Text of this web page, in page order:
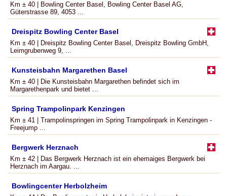
Km ± 40 | Bowling Center Basel, Bowling Center Basel AG,
Güterstrasse 89, 4053 ...
Dreispitz Bowling Center Basel
Km ± 40 | Dreispitz Bowling Center Basel, Dreispitz Bowling GmbH,
Leimgrubenweg 9, ...
Kunsteisbahn Margarethen Basel
Km ± 40 | Die Kunsteisbahn Margarethen befindet sich im
Margarethenpark und bietet ...
Spring Trampolinpark Kenzingen
Km ± 41 | Trampolinspringen im Spring Trampolinpark in Kenzingen -
Freejump ...
Bergwerk Herznach
Km ± 42 | Das Bergwerk Herznach ist ein ehemaiges Bergwerk bei
Herznach im Aargau. ...
Bowlingcenter Herbolzheim